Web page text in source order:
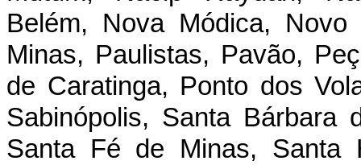
Belém, Nova Módica,
Minas, Paulistas, Pavão,
de Caratinga, Ponto dos
Sabinópolis, Santa Bárbara
Santa Fé de Minas, Santa